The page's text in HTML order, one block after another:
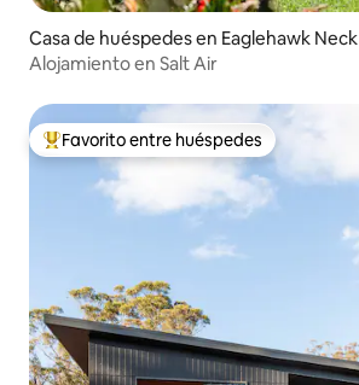
Casa de huéspedes en Eaglehawk Neck
Alojamiento en Salt Air
Favorito entre huéspedes preferido
Favorito entre huéspedes